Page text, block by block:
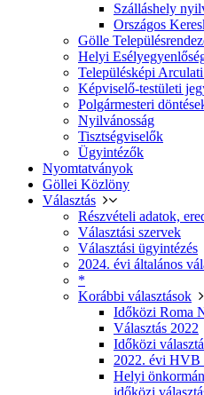
Szálláshely
Országos
Gölle
Helyi
Településképi
Képviselő-testületi
Polgármesteri
Nyilvánosság
Tisztségviselők
Ügyintézők
Nyomtatványok
Göllei Közlöny
Választás
Részvételi adatok,
Választási szervek
Választási ügyintézés
2024. évi általános
*
Korábbi választások
Időközi Roma
Választás 2022
Időközi
2022. évi HVB
Helyi
időközi